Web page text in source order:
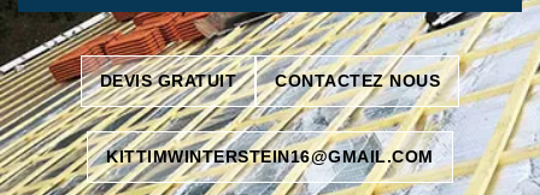
DEVIS GRATUIT CONTACTEZ NOUS
KITTIMWINTERSTEIN16@GMAIL.COM